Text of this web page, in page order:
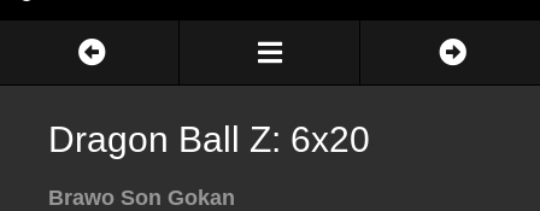
Dragon Ball Z: 6x20
Brawo Son Gokan